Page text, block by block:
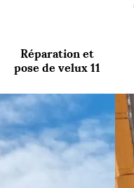
Réparation et
pose de velux 11